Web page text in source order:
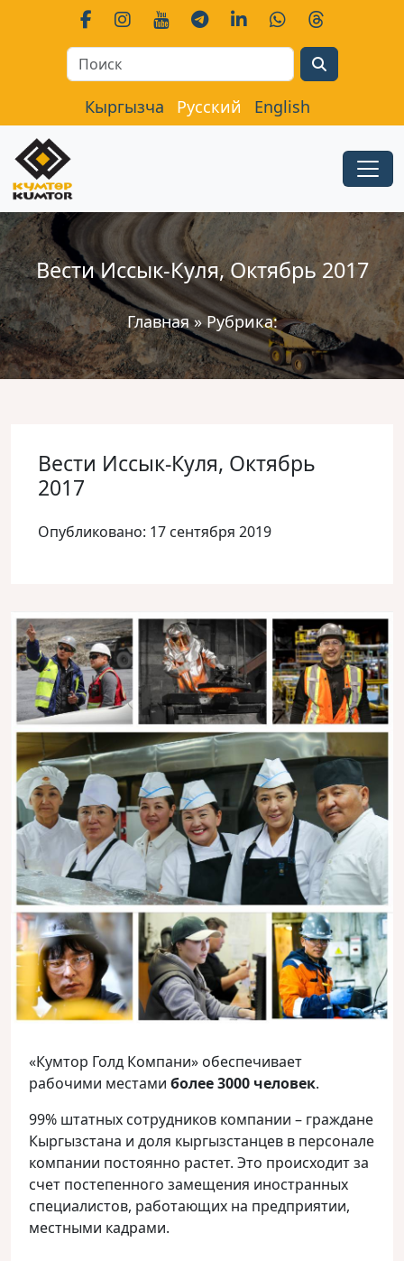
Кыргызча Русский English
Вести Иссык-Куля, Октябрь 2017
Главная»Рубрика:
Вести Иссык-Куля, Октябрь
2017
Опубликовано: 17 сентября 2019
«Кумтор Голд Компани» обеспечивает
рабочими местами более 3000 человек.
99% штатных сотрудников компании – граждане
Кыргызстана и доля кыргызстанцев в персонале
компании постоянно растет. Это происходит за
счет постепенного замещения иностранных
специалистов, работающих на предприятии,
местными кадрами.